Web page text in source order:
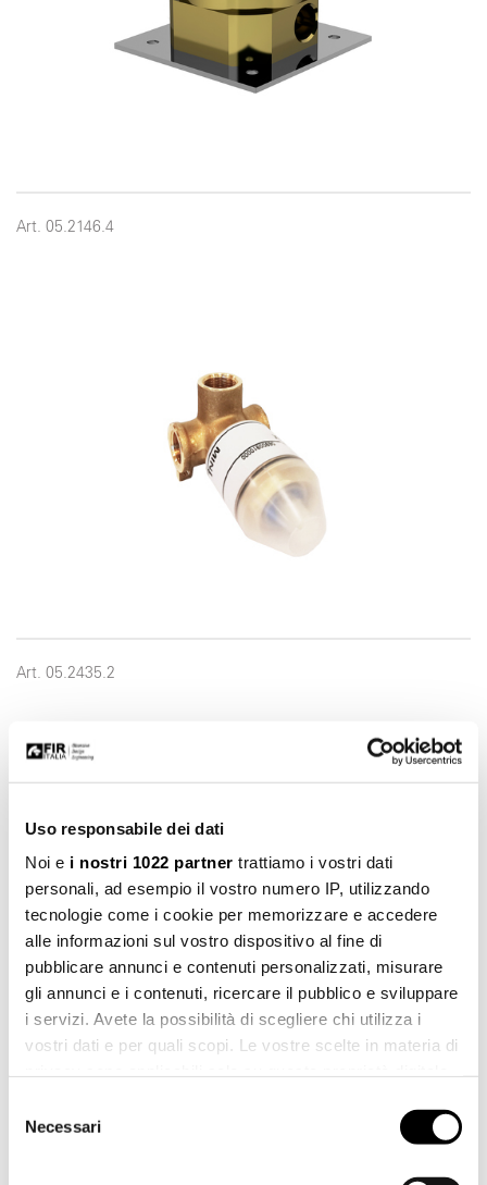
Uso responsabile dei dati
Noi e i nostri 1022 partner trattiamo i vostri dati
personali, ad esempio il vostro numero IP, utilizzando
tecnologie come i cookie per memorizzare e accedere
alle informazioni sul vostro dispositivo al fine di
pubblicare annunci e contenuti personalizzati, misurare
gli annunci e i contenuti, ricercare il pubblico e sviluppare
i servizi. Avete la possibilità di scegliere chi utilizza i
vostri dati e per quali scopi. Le vostre scelte in materia di
modificare o revocare il proprio consenso in qualsiasi
momento dalla Dichiarazione sui cookie o facendo clic
delNecessari
Art. 05.2146.4
Art. 05.2435.2
Art. 05.2435.4